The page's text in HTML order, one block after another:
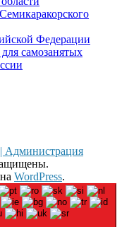
WordPress.